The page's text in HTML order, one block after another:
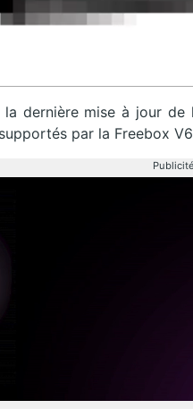
dernière mise à jour de
par la Freebox
Publicité